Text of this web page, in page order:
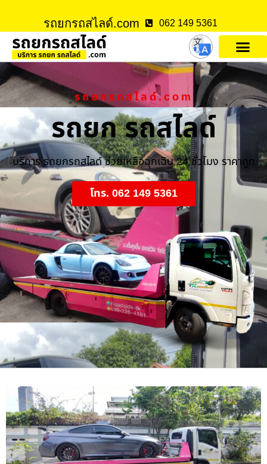
รถยกรถสไลด์.com 062 149 5361
รถยกรถสไลด์.com
รถยก รถสไลด์
บริการ รถยกรถสไลด์ ช่วยเหลือฉุกเฉิน 24 ชั่วโมง ราคาถูก
โทร. 062 149 5361